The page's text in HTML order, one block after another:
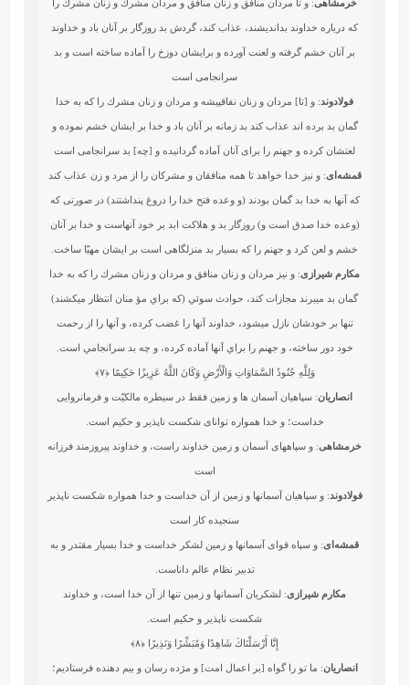
خرمشاهی: و تا مردان منافق و زنان منافق و مردان مشرك و زنان مشرك را
كه درباره خداوند بدانديشند، عذاب كند، گردش بد روزگار بر آنان باد و خداوند
بر آنان خشم گرفته و لعنت آورده و برايشان دوزخ را آماده ساخته است و بد
سرانجامى است‏
فولادوند: و [تا] مردان و زنان نفاق‏پيشه و مردان و زنان مشرك را كه به خدا
گمان بد برده‏ اند عذاب كند بد زمانه بر آنان باد و خدا بر ايشان خشم نموده و
لعتشان كرده و جهنم را براى آنان آماده گردانيده و [چه] بد سرانجامى است
قمشه‌ای: و نیز خدا خواهد تا همه منافقان و مشرکان را از مرد و زن عذاب کند
که آنها به خدا بد گمان بودند (و وعده فتح خدا را دروغ پنداشتند) در صورتی که
(وعده خدا صدق است و) روزگار بد و هلاکت ابد بر خود آنهاست و خدا بر آنان
خشم و لعن کرد و جهنم را که بسیار بد منزلگاهی است بر ایشان مهیّا ساخت.
مکارم شیرازی: و نيز مردان و زنان منافق و مردان و زنان مشرك را كه به خدا
گمان بد مي‏برند مجازات كند، حوادث سوئي (كه براي مؤ منان انتظار مي‏كشند)
تنها بر خودشان نازل مي‏شود، خداوند آنها را غضب كرده، و آنها را از رحمت
خود دور ساخته، و جهنم را براي آنها آماده كرده، و چه بد سرانجامي است.
وَلِلَّهِ جُنُودُ السَّمَاوَاتِ وَالْأَرْضِ وَكَانَ اللَّهُ عَزِيزًا حَكِيمًا﴿۷﴾
انصاریان: سپاهیان آسمان ها و زمین فقط در سیطره مالکیّت و فرمانروایی
خداست؛ و خدا همواره توانای شکست ناپذیر و حکیم است.
خرمشاهی: و سپاههاى آسمان و زمين خداوند راست، و خداوند پيروزمند فرزانه
است‏
فولادوند: و سپاهيان آسمانها و زمين از آن خداست و خدا همواره شكست‏ ناپذير
سنجيده‏ كار است
قمشه‌ای: و سپاه قوای آسمانها و زمین لشکر خداست و خدا بسیار مقتدر و به
تدبیر نظام عالم داناست.
مکارم شیرازی: لشكريان آسمانها و زمين تنها از آن خدا است، و خداوند
شكست ناپذير و حكيم است.
إِنَّا أَرْسَلْنَاكَ شَاهِدًا وَمُبَشِّرًا وَنَذِيرًا ﴿۸﴾
انصاریان: ما تو را گواه [بر اعمال امت] و مژده رسان و بیم دهنده فرستادیم؛